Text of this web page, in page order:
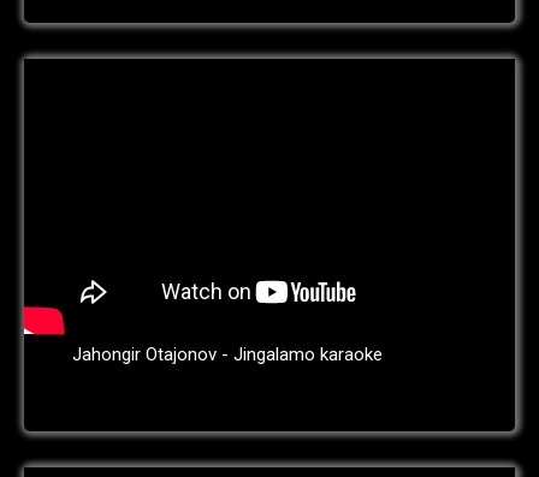
Jahongir Otajonov - Jingalamo karaoke